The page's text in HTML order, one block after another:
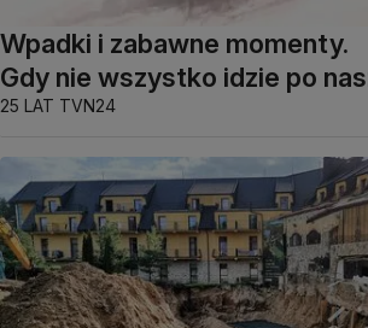
Wpadki i zabawne momenty.
Gdy nie wszystko idzie po
25 LAT TVN24